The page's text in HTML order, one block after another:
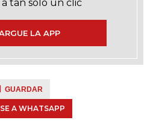
tan solo un clic
LA APP
GUARDAR
A WHATSAPP